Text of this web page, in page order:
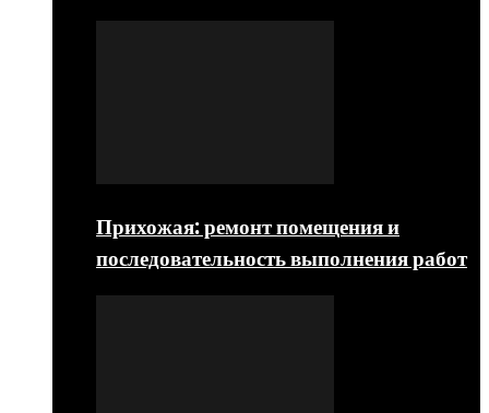
Прихожая: ремонт помещения и
последовательность выполнения работ